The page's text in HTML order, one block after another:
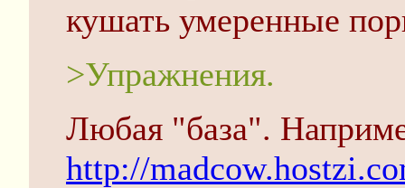
кушать умеренные
>Упражнения.
Любая "база".
http://